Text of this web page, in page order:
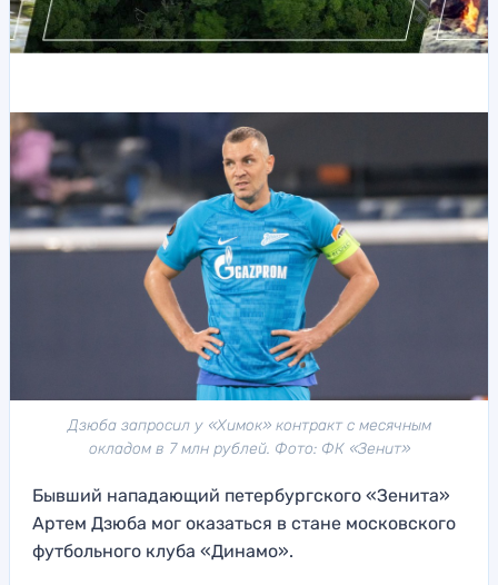
Дзюба запросил у «Химок» контракт с месячным
окладом в 7 млн рублей. Фото: ФК «Зенит»
Бывший нападающий петербургского «Зенита»
Артем Дзюба мог оказаться в стане московского
футбольного клуба «Динамо».